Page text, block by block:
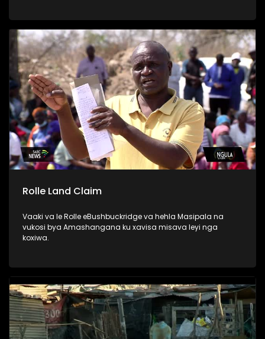
vurhangeri byintswa.
Rolle Land Claim
Vaaki va le Rolle eBushbuckridge va hehla Masipala na
vukosi bya Amashangana ku xavisa misava leyi nga
koxiwa.